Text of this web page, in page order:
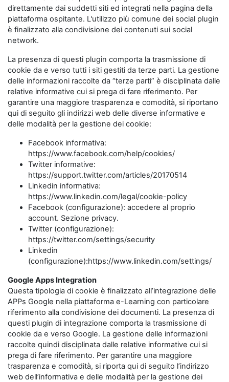
direttamente dai suddetti siti ed integrati nella pagina della
piattaforma ospitante. L'utilizzo più comune dei social plugin
è finalizzato alla condivisione dei contenuti sui social
network.
La presenza di questi plugin comporta la trasmissione di
cookie da e verso tutti i siti gestiti da terze parti. La gestione
delle informazioni raccolte da “terze parti” è disciplinata dalle
relative informative cui si prega di fare riferimento. Per
garantire una maggiore trasparenza e comodità, si riportano
qui di seguito gli indirizzi web delle diverse informative e
delle modalità per la gestione dei cookie:
Facebook informativa:
https://www.facebook.com/help/cookies/
Twitter informative:
https://support.twitter.com/articles/20170514
Linkedin informativa:
https://www.linkedin.com/legal/cookie-policy
Facebook (configurazione): accedere al proprio
account. Sezione privacy.
Twitter (configurazione):
https://twitter.com/settings/security
Linkedin
(configurazione):https://www.linkedin.com/settings/
Google Apps Integration
Questa tipologia di cookie è finalizzato all’integrazione delle
APPs Google nella piattaforma e-Learning con particolare
riferimento alla condivisione dei documenti. La presenza di
questi plugin di integrazione comporta la trasmissione di
cookie da e verso Google. La gestione delle informazioni
raccolte quindi disciplinata dalle relative informative cui si
prega di fare riferimento. Per garantire una maggiore
trasparenza e comodità, si riporta qui di seguito l’indirizzo
web dell’informativa e delle modalità per la gestione dei